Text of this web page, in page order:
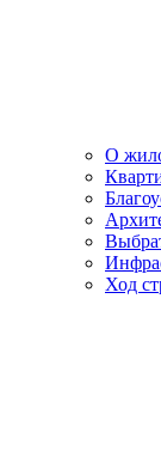
О
Ход